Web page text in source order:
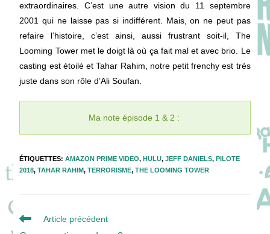
extraordinaires. C’est une autre vision du 11 septembre
2001 qui ne laisse pas si indifférent. Mais, on ne peut pas
refaire l’histoire, c’est ainsi, aussi frustrant soit-il, The
Looming Tower met le doigt là où ça fait mal et avec brio. Le
casting est étoilé et Tahar Rahim, notre petit frenchy est très
juste dans son rôle d’Ali Soufan.
Ma note épisode 1 & 2 :
ÉTIQUETTES:AMAZON PRIME VIDEO, HULU, JEFF DANIELS, PILOTE
2018, TAHAR RAHIM, TERRORISME, THE LOOMING TOWER
Read
Article précédent